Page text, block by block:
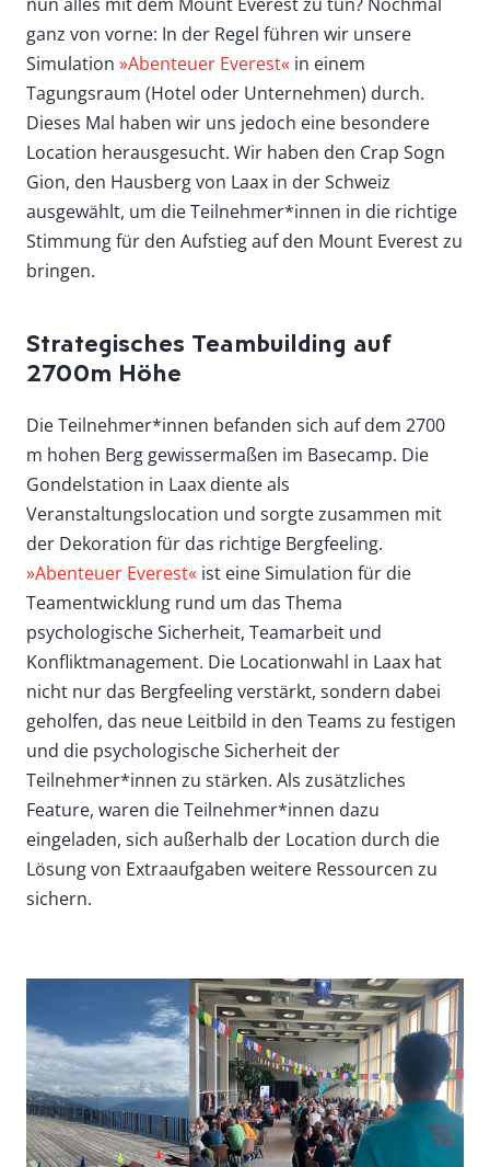
ganz von vorne: In der Regel führen wir unsere
Simulation »Abenteuer Everest« in einem
Tagungsraum (Hotel oder Unternehmen) durch.
Dieses Mal haben wir uns jedoch eine besondere
Location herausgesucht. Wir haben den Crap Sogn
Gion, den Hausberg von Laax in der Schweiz
ausgewählt, um die Teilnehmer*innen in die richtige
Stimmung für den Aufstieg auf den Mount Everest zu
bringen.
Strategisches Teambuilding auf
2700m Höhe
Die Teilnehmer*innen befanden sich auf dem 2700
m hohen Berg gewissermaßen im Basecamp. Die
Gondelstation in Laax diente als
Veranstaltungslocation und sorgte zusammen mit
der Dekoration für das richtige Bergfeeling.
»Abenteuer Everest« ist eine Simulation für die
Teamentwicklung rund um das Thema
psychologische Sicherheit, Teamarbeit und
Konfliktmanagement. Die Locationwahl in Laax hat
nicht nur das Bergfeeling verstärkt, sondern dabei
geholfen, das neue Leitbild in den Teams zu festigen
und die psychologische Sicherheit der
Teilnehmer*innen zu stärken. Als zusätzliches
Feature, waren die Teilnehmer*innen dazu
eingeladen, sich außerhalb der Location durch die
Lösung von Extraaufgaben weitere Ressourcen zu
sichern.